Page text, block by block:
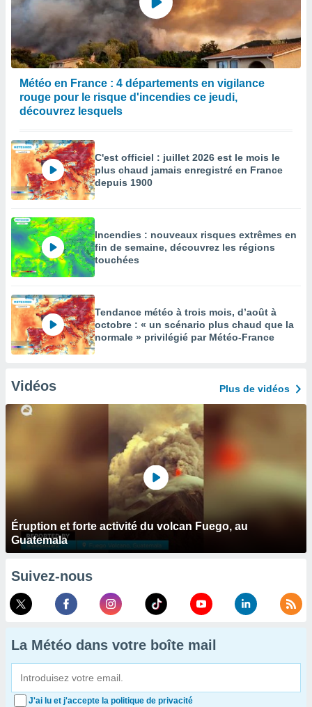
Météo en France : 4 départements en vigilance
rouge pour le risque d'incendies ce jeudi,
découvrez lesquels
C'est officiel : juillet 2026 est le mois le
plus chaud jamais enregistré en France
depuis 1900
Incendies : nouveaux risques extrêmes en
fin de semaine, découvrez les régions
touchées
Tendance météo à trois mois, d’août à
octobre : « un scénario plus chaud que la
normale » privilégié par Météo-France
Vidéos Plus de vidéos
Éruption et forte activité du volcan Fuego, au
Guatemala
Suivez-nous
La Météo dans votre boîte mail
J'ai lu et j'accepte la politique de privacité